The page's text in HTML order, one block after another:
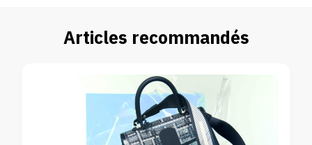
Articles recommandés